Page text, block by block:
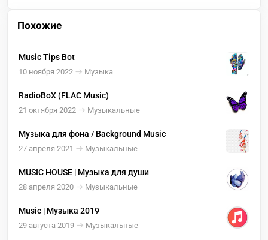
Похожие
Music Tips Bot
10 ноября 2022 Музыка
RadioBoX (FLAC Music)
21 октября 2022 Музыкальные
Музыка для фона / Background Music
27 апреля 2021 Музыкальные
MUSIC HOUSE | Музыка для души
28 апреля 2020 Музыкальные
Music | Музыка 2019
29 августа 2019 Музыкальные